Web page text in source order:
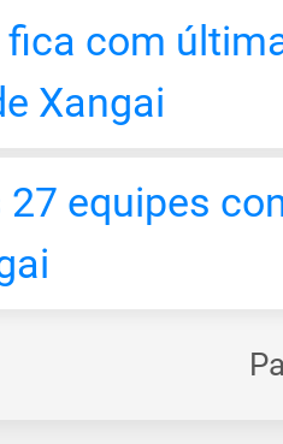
fica com
Xangai
27 equipes